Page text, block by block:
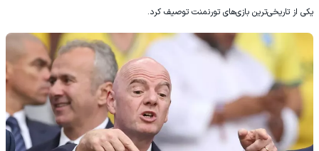
یکی از تاریخی‌ترین بازی‌های تورنمنت توصیف کرد.